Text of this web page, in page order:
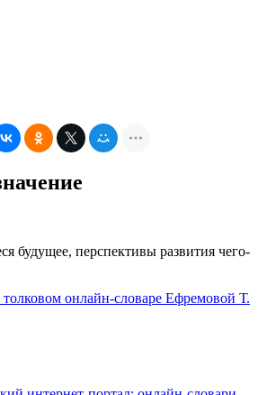
будущее, перспективы развития чего-
толковом онлайн-словаре Ефремовой Т.